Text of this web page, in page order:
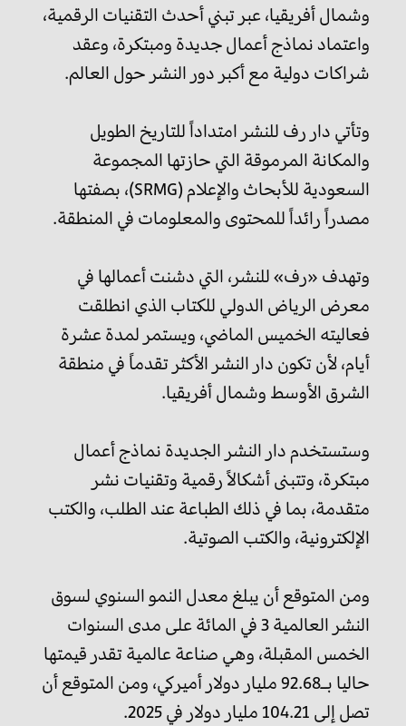
وشمال أفريقيا، عبر تبني أحدث التقنيات الرقمية،
واعتماد نماذج أعمال جديدة ومبتكرة، وعقد
شراكات دولية مع أكبر دور النشر حول العالم.
وتأتي دار رف للنشر امتداداً للتاريخ الطويل
والمكانة المرموقة التي حازتها المجموعة
السعودية للأبحاث والإعلام (SRMG)، بصفتها
مصدراً رائداً للمحتوى والمعلومات في المنطقة.
وتهدف «رف» للنشر، التي دشنت أعمالها في
معرض الرياض الدولي للكتاب الذي انطلقت
فعاليته الخميس الماضي، ويستمر لمدة عشرة
أيام، لأن تكون دار النشر الأكثر تقدماً في منطقة
الشرق الأوسط وشمال أفريقيا.
وستستخدم دار النشر الجديدة نماذج أعمال
مبتكرة، وتتبنى أشكالاً رقمية وتقنيات نشر
متقدمة، بما في ذلك الطباعة عند الطلب، والكتب
الإلكترونية، والكتب الصوتية.
ومن المتوقع أن يبلغ معدل النمو السنوي لسوق
النشر العالمية 3 في المائة على مدى السنوات
الخمس المقبلة، وهي صناعة عالمية تقدر قيمتها
حاليا بـ92.68 مليار دولار أميركي، ومن المتوقع أن
تصل إلى 104.21 مليار دولار في 2025.